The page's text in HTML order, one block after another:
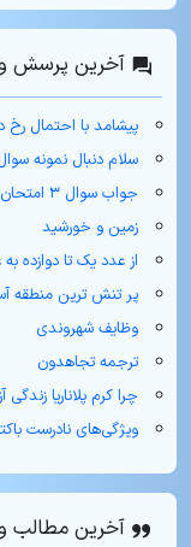
آخرین پرسش
پیشامد با احتمال رخ دادن
سلام دنبال نمونه
جواب سوال ۳ امتحان نهایی نهم استان تهران
زمین و خورشید
از عدد یک تا دوازده
پر تنش ترین منطقه
وظایف شهروندی
ترجمه تجاهدون
چرا کرم پلاناریا زندگی
ویژگی‌های نادرست
آخرین مطالب